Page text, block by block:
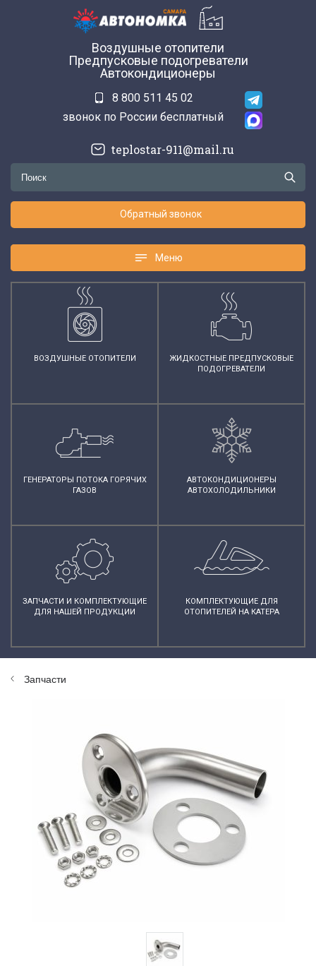
Воздушные отопители
Предпусковые подогреватели
Автокондиционеры
8 800 511 45 02
звонок по России бесплатный
Обратный звонок
teplostar-911@mail.ru
Меню
Меню
ВОЗДУШНЫЕ ОТОПИТЕЛИ
ЖИДКОСТНЫЕ ПРЕДПУСКОВЫЕ
ПОДОГРЕВАТЕЛИ
ГЕНЕРАТОРЫ ПОТОКА ГОРЯЧИХ
ГАЗОВ
АВТОКОНДИЦИОНЕРЫ
АВТОХОЛОДИЛЬНИКИ
ЗАПЧАСТИ И КОМПЛЕКТУЮЩИЕ
ДЛЯ НАШЕЙ ПРОДУКЦИИ
КОМПЛЕКТУЮЩИЕ ДЛЯ
ОТОПИТЕЛЕЙ НА КАТЕРА
Запчасти